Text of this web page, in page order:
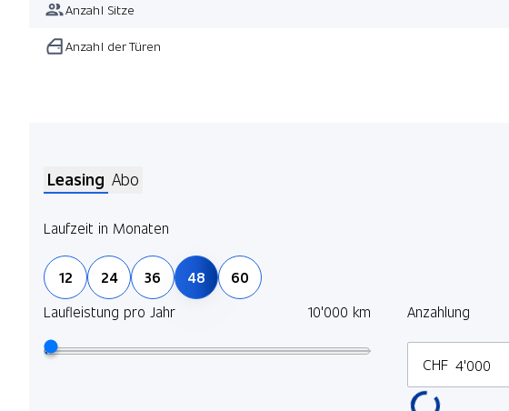
Anzahl Sitze
Anzahl der Türen
Leasing Abo
Laufzeit in Monaten
12 24 36 48
60
Laufleistung pro Jahr
10'000 km Anzahlung
CHF